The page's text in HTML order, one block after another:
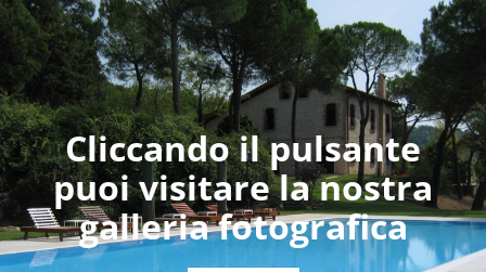
Cliccando il pulsante
puoi visitare la nostra
galleria fotografica